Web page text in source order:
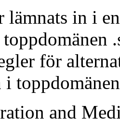
lämnats in i
för
i
and